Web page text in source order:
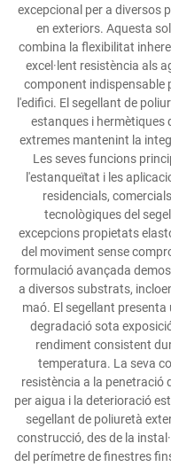
excepcional per a diversos
en exteriors. Aquesta
combina la flexibilitat
excel·lent resistència als
component indispensable
l'edifici. El segellant de
estanques i hermètiques
extremes mantenint la
Les seves funcions
l'estanqueïtat i les
residencials,
tecnològiques del
excepcions propietats
del moviment sense
formulació avançada
a diversos substrats,
maó. El segellant presenta
degradació sota
rendiment consistent
temperatura. La seva
resistència a la
per aigua i la deterioració
segellant de poliuretà
construcció, des de la
del perímetre de finestres